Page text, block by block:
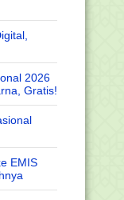
2026
Gratis!
EMIS